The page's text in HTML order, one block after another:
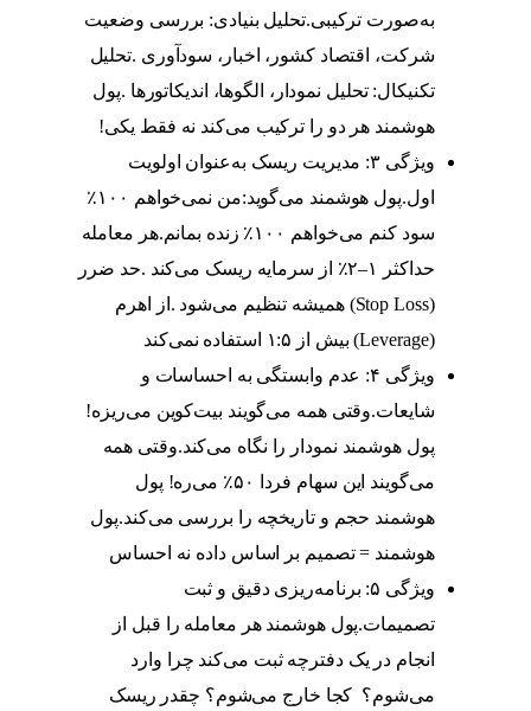
به‌صورت ترکیبی.تحلیل بنیادی: بررسی وضعیت
شرکت، اقتصاد کشور، اخبار، سودآوری .تحلیل
تکنیکال: تحلیل نمودار، الگوها، اندیکاتورها .پول
هوشمند هر دو را ترکیب می‌کند نه فقط یکی!
ویژگی ۳: مدیریت ریسک به‌عنوان اولویت
اول.پول هوشمند می‌گوید:من نمی‌خواهم ۱۰۰٪
سود کنم می‌خواهم ۱۰۰٪ زنده بمانم.هر معامله
حداکثر ۱–۲٪ از سرمایه ریسک می‌کند .حد ضرر
(Stop Loss) همیشه تنظیم می‌شود .از اهرم
(Leverage) بیش از ۱:۵ استفاده نمی‌کند
ویژگی ۴: عدم وابستگی به احساسات و
شایعات.وقتی همه می‌گویند بیت‌کوین می‌ریزه!
پول هوشمند نمودار را نگاه می‌کند.وقتی همه
می‌گویند این سهام فردا ۵۰٪ می‌ره! پول
هوشمند حجم و تاریخچه را بررسی می‌کند.پول
هوشمند = تصمیم بر اساس داده نه احساس
ویژگی ۵: برنامه‌ریزی دقیق و ثبت
تصمیمات.پول هوشمند هر معامله را قبل از
انجام در یک دفترچه ثبت می‌کند چرا وارد
می‌شوم؟ کجا خارج می‌شوم؟ چقدر ریسک